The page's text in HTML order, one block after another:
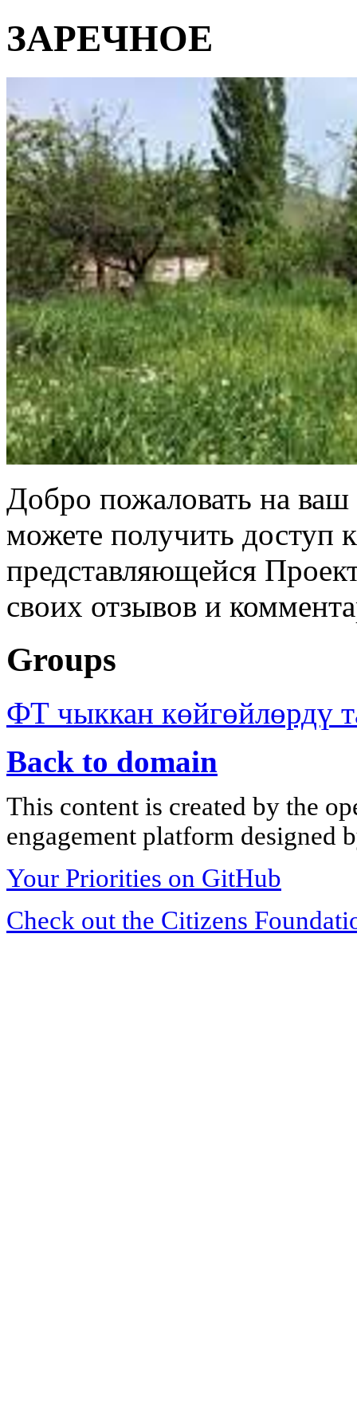
ЗАРЕЧНОЕ
Добро пожаловать на
можете получить доступ
представляющейся
своих отзывов и
Groups
ФТ чыккан көйгөйлөрдү
Back to domain
This content is created by the
engagement platform designed
Your Priorities on GitHub
Check out the Citizens